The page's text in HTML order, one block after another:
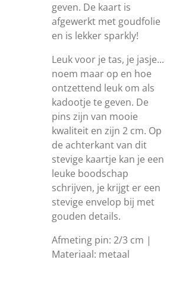
geven. De kaart is
afgewerkt met goudfolie
en is lekker sparkly!
Leuk voor je tas, je jasje...
noem maar op en hoe
ontzettend leuk om als
kadootje te geven. De
pins zijn van mooie
kwaliteit en zijn 2 cm. Op
de achterkant van dit
stevige kaartje kan je een
leuke boodschap
schrijven, je krijgt er een
stevige envelop bij met
gouden details.
Afmeting pin: 2/3 cm |
Materiaal: metaal